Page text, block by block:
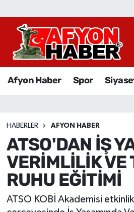
Afyon Haber Spor
HABERLER AFYON HABER
ATSO'DAN İŞ
VERİMLİLİK VE
RUHU EĞİTİMİ
ATSO KOBİ Akademisi
Afyon Haber
Sağlık
Eğitim
Sivil Toplum